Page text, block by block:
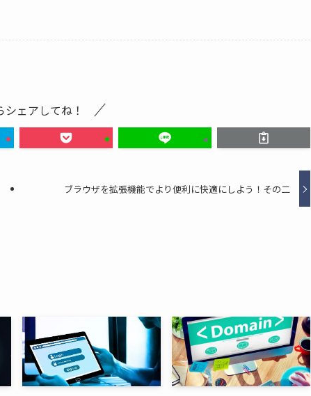
シェアしてね！
ブラウザを拡張機能でより便利に快適にしよう！その二